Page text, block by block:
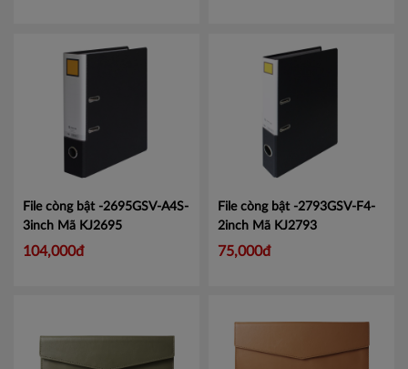
File còng bật -2695GSV-A4S-
3inch Mã KJ2695
104,000đ
File còng bật -2793GSV-F4-
2inch Mã KJ2793
75,000đ